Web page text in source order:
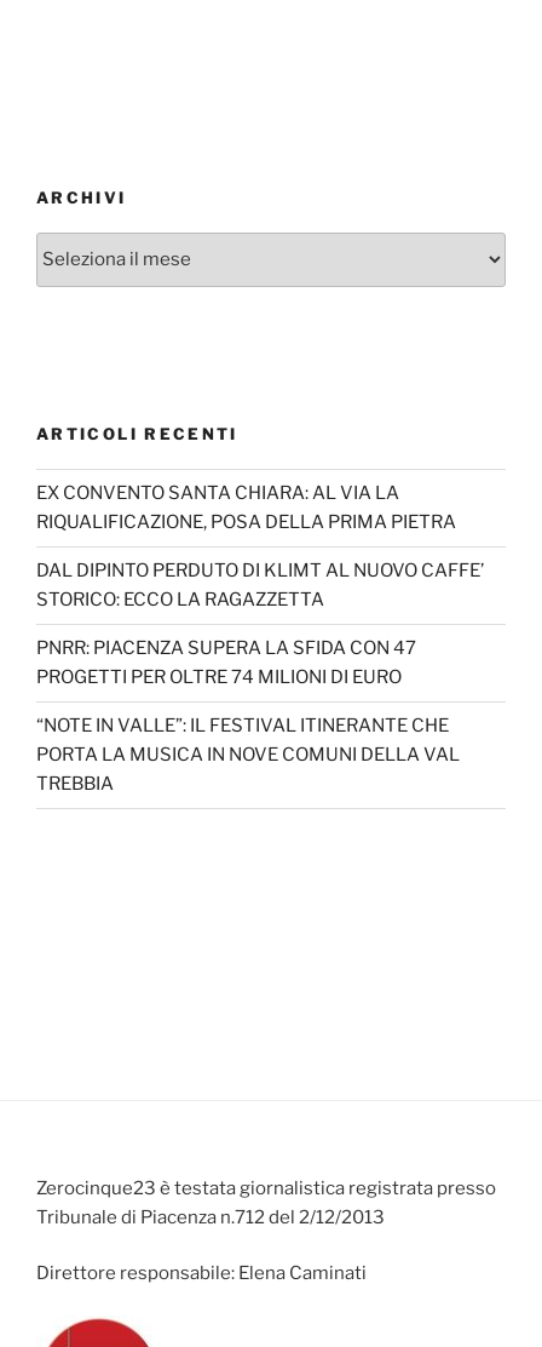
ARCHIVI
ARTICOLI RECENTI
EX CONVENTO SANTA CHIARA: AL VIA LA
RIQUALIFICAZIONE, POSA DELLA PRIMA PIETRA
DAL DIPINTO PERDUTO DI KLIMT AL NUOVO CAFFE’
STORICO: ECCO LA RAGAZZETTA
PNRR: PIACENZA SUPERA LA SFIDA CON 47
PROGETTI PER OLTRE 74 MILIONI DI EURO
“NOTE IN VALLE”: IL FESTIVAL ITINERANTE CHE
PORTA LA MUSICA IN NOVE COMUNI DELLA VAL
TREBBIA
Zerocinque23 è testata giornalistica registrata presso
Tribunale di Piacenza n.712 del 2/12/2013
Direttore responsabile: Elena Caminati